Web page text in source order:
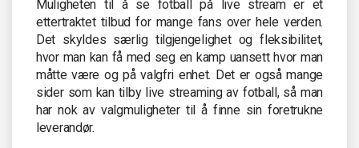
Muligheten til å se fotball på live stream er et
ettertraktet tilbud for mange fans over hele verden.
Det skyldes særlig tilgjengelighet og fleksibilitet,
hvor man kan få med seg en kamp uansett hvor man
måtte være og på valgfri enhet. Det er også mange
sider som kan tilby live streaming av fotball, så man
har nok av valgmuligheter til å finne sin foretrukne
leverandør.